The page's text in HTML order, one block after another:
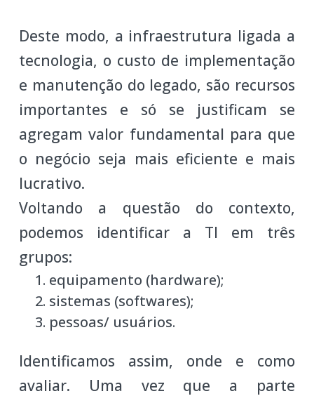
Deste modo, a infraestrutura ligada a
tecnologia, o custo de implementação
e manutenção do legado, são recursos
importantes e só se justificam se
agregam valor fundamental para que
o negócio seja mais eficiente e mais
lucrativo.
Voltando a questão do contexto,
podemos identificar a TI em três
grupos:
equipamento (hardware);
sistemas (softwares);
pessoas/ usuários.
Identificamos assim, onde e como
avaliar. Uma vez que a parte